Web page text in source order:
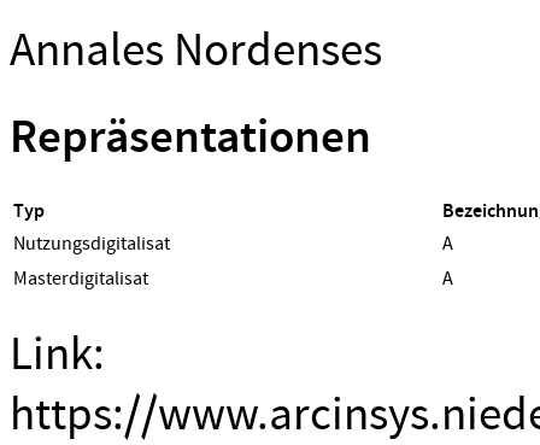
Annales Nordenses
Repräsentationen
Typ
Nutzungsdigitalisat
A
Masterdigitalisat
A
Link:
https://